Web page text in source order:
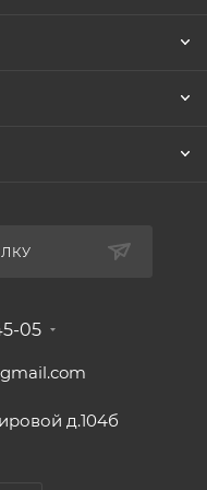
05
д.104б